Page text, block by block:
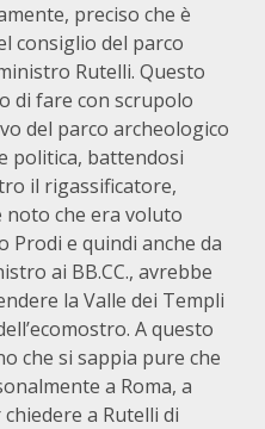
preciso che è
consiglio del parco
Rutelli. Questo
di fare con scrupolo
del parco archeologico
politica, battendosi
il rigassificatore,
che era voluto
Prodi e quindi anche da
ai BB.CC., avrebbe
la Valle dei Templi
A questo
che si sappia pure che
a Roma, a
a Rutelli di